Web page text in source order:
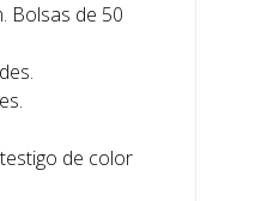
Bolsas de 50
de color